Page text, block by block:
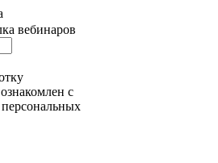
вебинаров
с